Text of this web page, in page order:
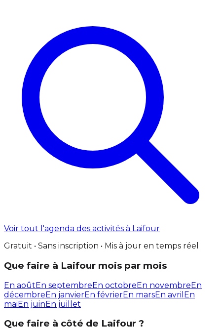
Voir tout l'agenda des activités à Laifour
Gratuit • Sans inscription • Mis à jour en temps réel
Que faire à Laifour mois par mois
En aoûtEn septembreEn octobreEn novembreEn
décembreEn janvierEn févrierEn marsEn avril En
maiEn juinEn juillet
Que faire à côté de Laifour ?